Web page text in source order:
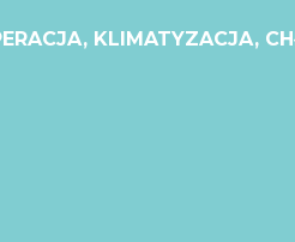
KLIMATYZACJA,